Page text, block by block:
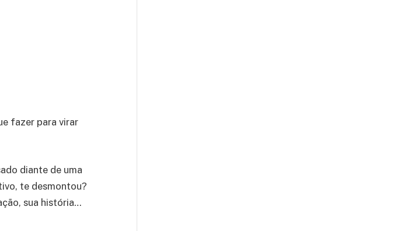
fazer para virar
diante de uma
te desmontou?
sua história…